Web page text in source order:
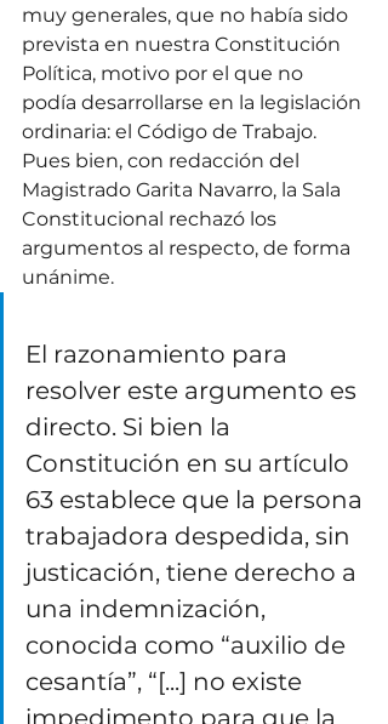
muy generales, que no había sido
prevista en nuestra Constitución
Política, motivo por el que no
podía desarrollarse en la legislación
ordinaria: el Código de Trabajo.
Pues bien, con redacción del
Magistrado Garita Navarro, la Sala
Constitucional rechazó los
argumentos al respecto, de forma
unánime.
El razonamiento para
resolver este argumento es
directo. Si bien la
Constitución en su artículo
63 establece que la persona
trabajadora despedida, sin
justicación, tiene derecho a
una indemnización,
conocida como “auxilio de
cesantía”, “[...] no existe